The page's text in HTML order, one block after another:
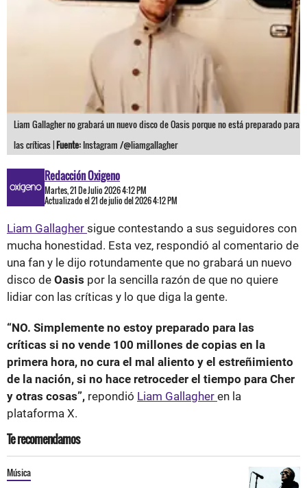
Liam Gallagher no grabará un nuevo disco de Oasis porque no está preparado para
las críticas |Fuente: Instagram /@liamgallagher
Redacción Oxigeno
Martes, 21 De Julio 2026 4:12 PM
Actualizado el 21 de julio del 2026 4:12 PM
Liam Gallagher sigue contestando a sus seguidores con
mucha honestidad. Esta vez, respondió al comentario de
una fan y le dijo rotundamente que no grabará un nuevo
disco de Oasis por la sencilla razón de que no quiere
lidiar con las críticas y lo que diga la gente.
“NO. Simplemente no estoy preparado para las
críticas si no vende 100 millones de copias en la
primera hora, no cura el mal aliento y el estreñimiento
de la nación, si no hace retroceder el tiempo para Cher
y otras cosas”, repondió Liam Gallagher en la
plataforma X.
Te recomendamos
Música